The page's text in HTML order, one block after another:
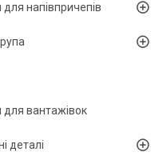
напівпричепів
для вантажівок
деталі